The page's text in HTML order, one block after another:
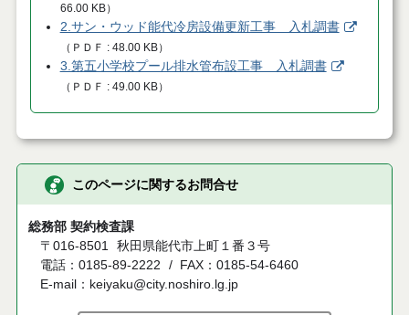
66.00 KB）
2.サン・ウッド能代冷房設備更新工事 入札調書
（ ＰＤＦ 48.00 KB）
3.第五小学校プール排水管布設工事 入札調書
（ ＰＤＦ 49.00 KB）
このページに関するお問合せ
総務部 契約検査課
〒016-8501 秋田県能代市上町１番３号
電話：0185-89-2222
FAX：0185-54-6460
E-mail：keiyaku@city.noshiro.lg.jp